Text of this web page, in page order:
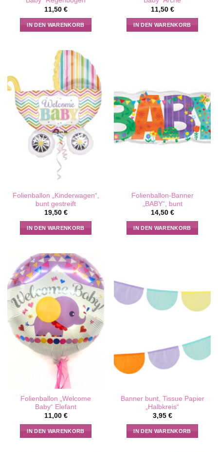
11,50 €
IN DEN WARENKORB
11,50 €
IN DEN WARENKORB
Folienballon „Kinderwagen“,
bunt gestreift
19,50 €
IN DEN WARENKORB
Folienballon-Banner
„BABY“, bunt
14,50 €
IN DEN WARENKORB
Folienballon „Welcome
Baby“ Elefant
11,00 €
IN DEN WARENKORB
Banner bunt, Tissue Papier
„Halbkreis“
3,95 €
IN DEN WARENKORB